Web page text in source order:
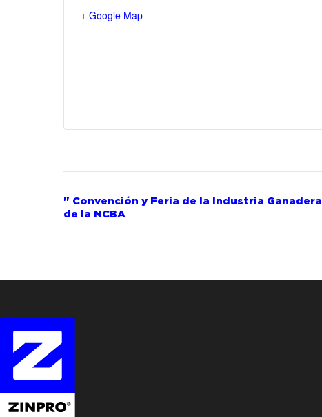
+ Google Map
Evento
" Convención y Feria de la Industria Ganadera
de la NCBA